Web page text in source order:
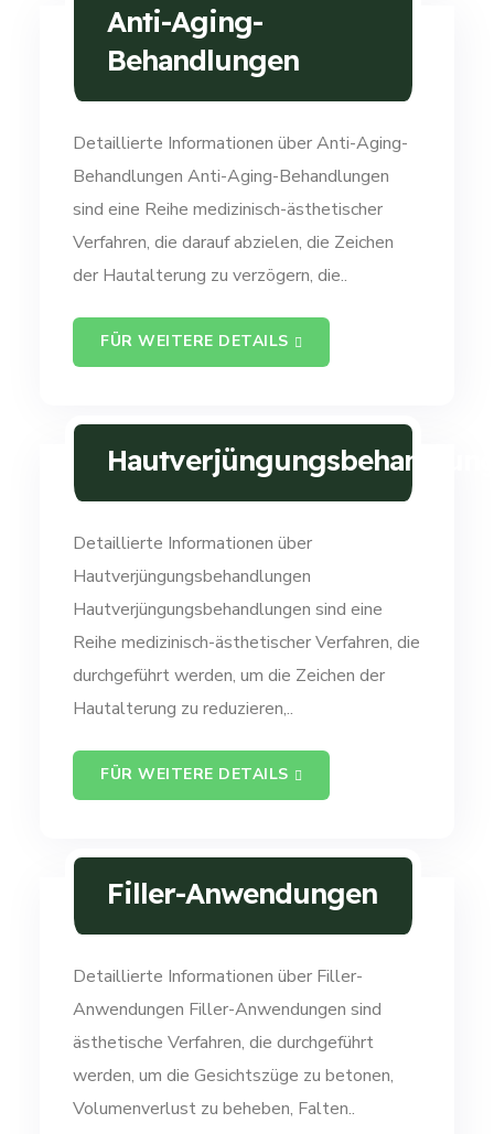
Anti-Aging-
Behandlungen
Detaillierte Informationen über Anti-Aging-
Behandlungen Anti-Aging-Behandlungen
sind eine Reihe medizinisch-ästhetischer
Verfahren, die darauf abzielen, die Zeichen
der Hautalterung zu verzögern, die..
FÜR WEITERE DETAILS
Detaillierte Informationen über
Hautverjüngungsbehandlungen
Hautverjüngungsbehandlungen sind eine
Reihe medizinisch-ästhetischer Verfahren, die
durchgeführt werden, um die Zeichen der
Hautalterung zu reduzieren,..
FÜR WEITERE DETAILS
Filler-Anwendungen
Detaillierte Informationen über Filler-
Anwendungen Filler-Anwendungen sind
ästhetische Verfahren, die durchgeführt
werden, um die Gesichtszüge zu betonen,
Volumenverlust zu beheben, Falten..